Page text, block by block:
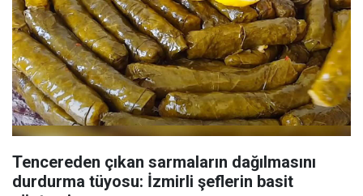
Tencereden çıkan sarmaların dağılmasını
durdurma tüyosu: İzmirli şeflerin basit